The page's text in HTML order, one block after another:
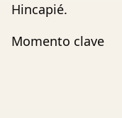
Hincapié.
Momento clave